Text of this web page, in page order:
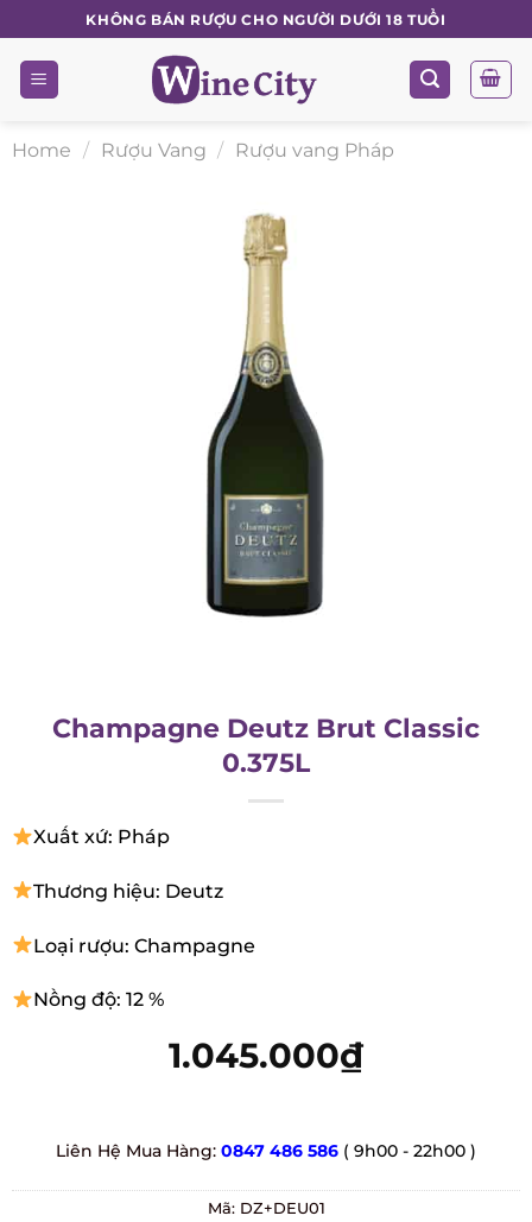
to
content
KHÔNG BÁN RƯỢU CHO NGƯỜI DƯỚI 18 TUỔI
Home / Rượu Vang / Rượu vang Pháp
Champagne Deutz Brut Classic
0.375L
Xuất xứ: Pháp
Thương hiệu: Deutz
Loại rượu: Champagne
Nồng độ: 12 %
1.045.000₫
Liên Hệ Mua Hàng:0847 486 586 ( 9h00 - 22h00 )
Mã:DZ+DEU01